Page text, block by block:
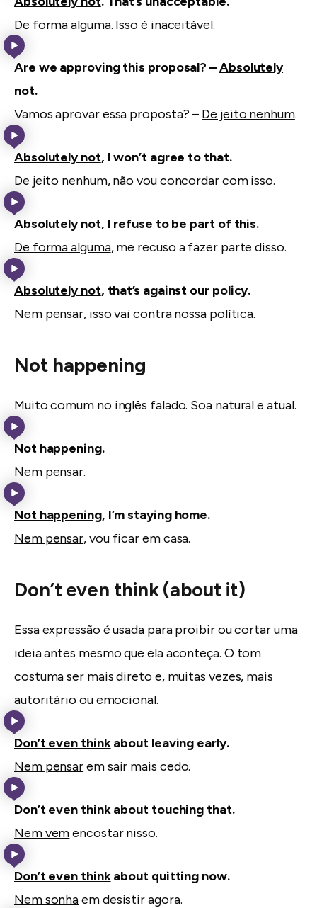
De forma alguma. Isso é inaceitável.
Are we approving this proposal? –Absolutely
not.
Vamos aprovar essa proposta? – De jeito nenhum.
Absolutely not, I won’t agree to that.
De jeito nenhum, não vou concordar com isso.
Absolutely not, I refuse to be part of this.
De forma alguma, me recuso a fazer parte disso.
Absolutely not, that’s against our policy.
Nem pensar, isso vai contra nossa política.
Not happening
Muito comum no inglês falado. Soa natural e atual.
Not happening.
Nem pensar.
Not happening, I’m staying home.
Nem pensar, vou ficar em casa.
Don’t even think (about it)
Essa expressão é usada para proibir ou cortar uma
ideia antes mesmo que ela aconteça. O tom
costuma ser mais direto e, muitas vezes, mais
autoritário ou emocional.
Don’t even thinkabout leaving early.
Nem pensarem sair mais cedo.
Don’t even thinkabout touching that.
Nem vemencostar nisso.
Don’t even thinkabout quitting now.
Nem sonhaem desistir agora.